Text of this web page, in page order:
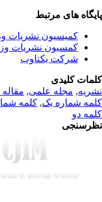
های مرتبط
کمیسیون نشریات
کمسیون نشریات
شرکت یکتاوب
کلیدی
,مجله علمی, مقاله
شماره یک,کلمه
دو